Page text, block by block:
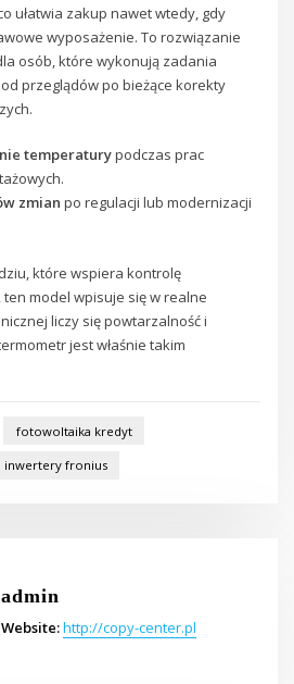
co ułatwia zakup nawet wtedy, gdy
wyposażenie. To rozwiązanie
osób, które wykonują zadania
przeglądów po bieżące korekty
temperaturypodczas prac
zmian po regulacji lub modernizacji
które wspiera kontrolę
model wpisuje się w realne
liczy się powtarzalność i
jest właśnie takim
fotowoltaika kredyt
inwertery fronius
admin
Website:http://copy-center.pl